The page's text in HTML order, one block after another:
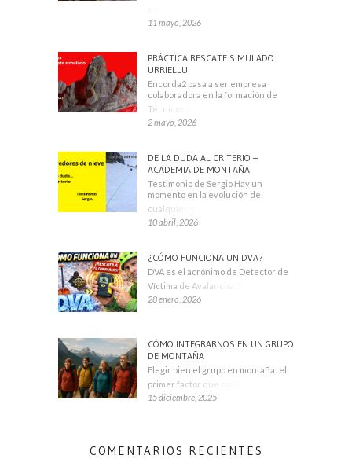
11 mayo, 2026
PRÁCTICA RESCATE SIMULADO
URRIELLU
Encorda2 pasa a ser empresa
colaboradora en la formación de
Técnicos Deportivos
2 mayo, 2026
DE LA DUDA AL CRITERIO –
ACADEMIA DE MONTAÑA
Testimonio de Sergio Hay un
momento en la evolución de
cualquier montañero
10 abril, 2026
¿CÓMO FUNCIONA UN DVA?
DVA es el acrónimo de Detector de
Víctima de Avalancha. También se
28 enero, 2026
CÓMO INTEGRARNOS EN UN GRUPO
DE MONTAÑA
Elegir bien el grupo en montaña: el
primer factor que condiciona tu
15 diciembre, 2025
COMENTARIOS RECIENTES